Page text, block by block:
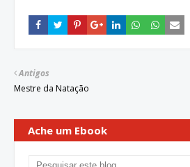
Antigos
Mestre da Natação
Ache um Ebook